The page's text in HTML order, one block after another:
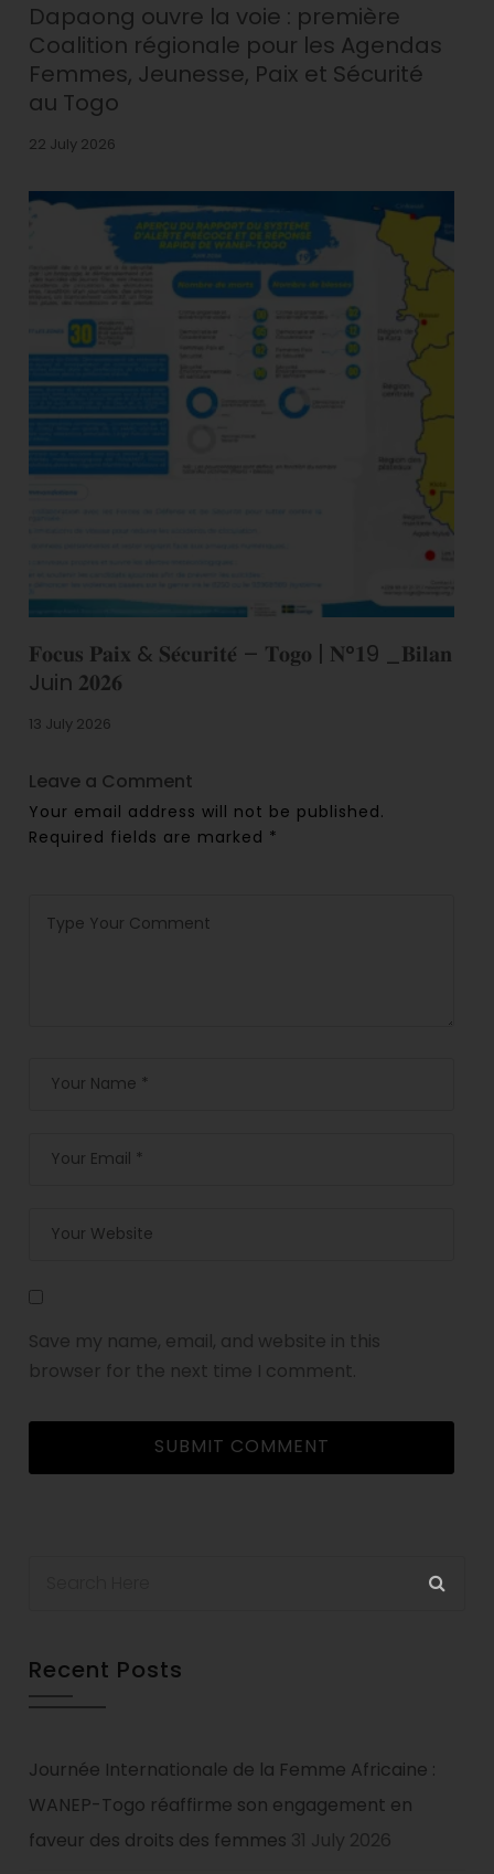
Dapaong ouvre la voie : première
Coalition régionale pour les Agendas
Femmes, Jeunesse, Paix et Sécurité
au Togo
22 July 2026
𝐅𝐨𝐜𝐮𝐬 𝐏𝐚𝐢𝐱 & 𝐒𝐞́𝐜𝐮𝐫𝐢𝐭𝐞́ – 𝐓𝐨𝐠𝐨 | 𝐍°𝟏9 _𝐁𝐢𝐥𝐚𝐧
Juin 𝟐𝟎𝟐𝟔
13 July 2026
Leave a Comment
Your email address will not be published.
Required fields are marked *
Save my name, email, and website in this
browser for the next time I comment.
Recent Posts
Journée Internationale de la Femme Africaine :
WANEP-Togo réaffirme son engagement en
faveur des droits des femmes 31 July 2026